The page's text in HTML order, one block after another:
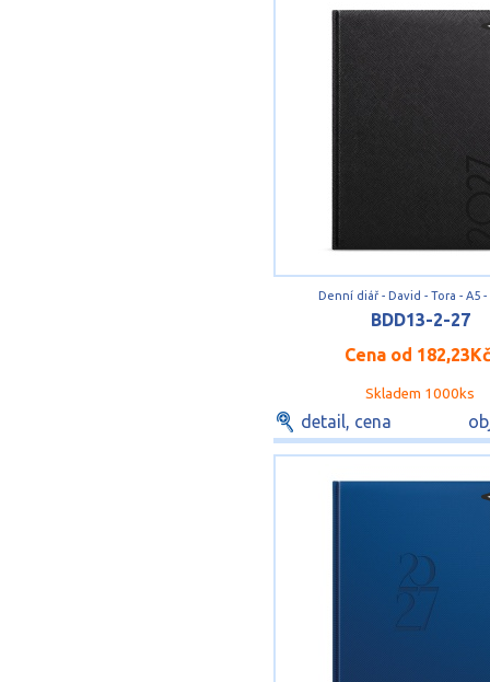
Denní diář - David - Tora - A5 -
BDD13-2-27
Cena od 182,23Kč
Skladem 1000ks
detail, cena